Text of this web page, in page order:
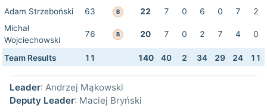
Adam Strzeboński 63 B 22 7 0 6 0 7
2
Michał
Wojciechowski
76 B 20 7 0 2 7 4 0
Team Results 11 140 40 2 34 29 24 11
Leader: Andrzej Mąkowski
Deputy Leader: Maciej Bryński